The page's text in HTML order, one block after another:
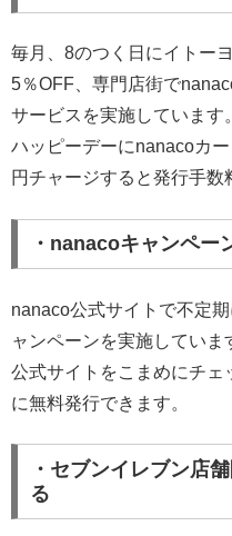
毎月、8のつく日にイトー
5％OFF、専門店街で
サービスを実施しています。
ハッピーデーにnanacoカ
円チャージすると発行手数
・nanacoキャンペー
nanaco公式サイトで不定
ャンペーンを実施していま
公式サイトをこまめにチ
に無料発行できます。
・セブンイレブン店
る